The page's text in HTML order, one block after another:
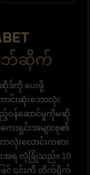
ဆိုက်
ကို ပေးဖို့
ာင်းဆုံးဘောလုံး
ည့်ဝန်ဆောင်မှုကိုမဆို
ေးရှင်းအများစု၏
လုံးလောင်းကစား
းအရ လုံခြုံသည်။ 10
ြင့် ၎င်းကို တိုက်ရိုက်